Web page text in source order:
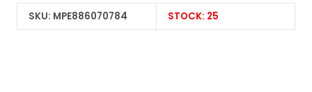
SKU: MPE886070784 STOCK: 25